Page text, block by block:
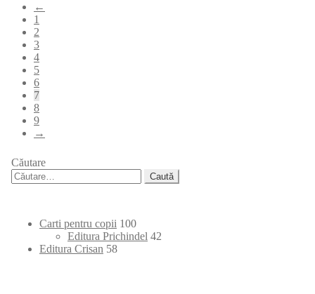
←
1
2
3
4
5
6
7
8
9
→
Căutare
Caută
după:
Carti pentru copii 100100
products
Editura Prichindel 42
Editura Crisan 5858